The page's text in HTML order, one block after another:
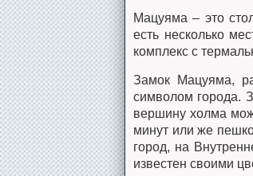
Мацуяма – это
есть несколько
комплекс с
Замок Мацуяма,
символом города.
вершину холма
минут или же
город, на
известен своими